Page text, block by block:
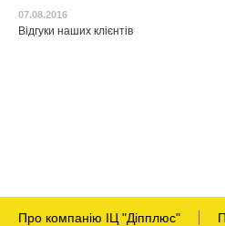
07.08.2016
Відгуки наших клієнтів
Про компанію ІЦ "Діпплюс"